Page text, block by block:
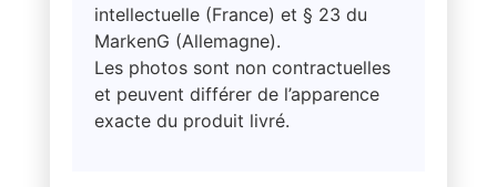
intellectuelle (France) et § 23 du
MarkenG (Allemagne).
Les photos sont non contractuelles
et peuvent différer de l’apparence
exacte du produit livré.